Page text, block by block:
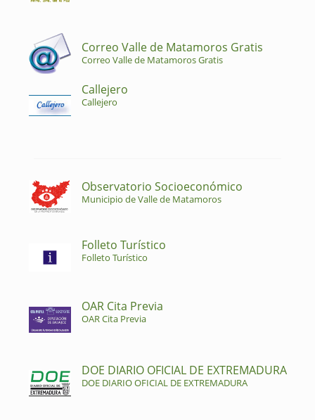
Correo Valle de Matamoros Gratis
Correo Valle de Matamoros Gratis
Callejero
Callejero
Observatorio Socioeconómico
Municipio de Valle de Matamoros
Folleto Turístico
Folleto Turístico
OAR Cita Previa
OAR Cita Previa
DOE DIARIO OFICIAL DE EXTREMADURA
DOE DIARIO OFICIAL DE EXTREMADURA